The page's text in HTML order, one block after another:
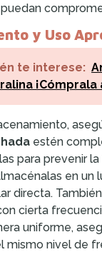
y Uso
te interese:
¡Cómprala
estén
para prevenir
en un
directa.
cierta
uniforme,
mismo nivel de